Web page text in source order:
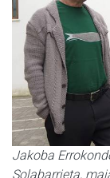
Jakoba
Solabarrieta,